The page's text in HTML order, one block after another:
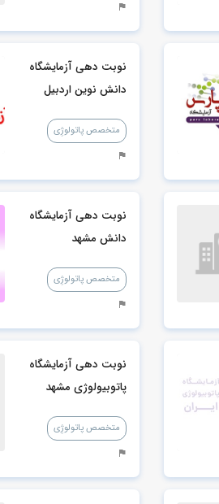
نوبت دهی آزمایشگاه
دانش نوین اردبیل
متخصص پاتولوژِی
نوبت دهی آزمایشگاه
دانش مشهد
متخصص پاتولوژِی
نوبت دهی آزمایشگاه
پاتوبیولوژی مشهد
متخصص پاتولوژِی